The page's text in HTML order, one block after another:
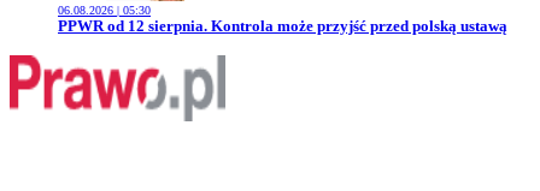
06.08.2026 | 05:30
Przejdź do artykułu:
PPWR od 12 sierpnia. Kontrola może przyjść przed polską ustawą